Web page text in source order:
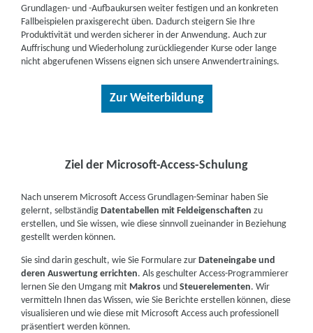
Grundlagen- und -Aufbaukursen weiter festigen und an konkreten
Fallbeispielen praxisgerecht üben. Dadurch steigern Sie Ihre
Produktivität und werden sicherer in der Anwendung. Auch zur
Auffrischung und Wiederholung zurückliegender Kurse oder lange
nicht abgerufenen Wissens eignen sich unsere Anwendertrainings.
Zur Weiterbildung
Ziel der Microsoft-Access-Schulung
Nach unserem Microsoft Access Grundlagen-Seminar haben Sie
gelernt, selbständigDatentabellen mit Feldeigenschaften zu
erstellen, und Sie wissen, wie diese sinnvoll zueinander in Beziehung
gestellt werden können.
Sie sind darin geschult, wie Sie Formulare zurDateneingabe und
deren Auswertung errichten. Als geschulter Access-Programmierer
lernen Sie den Umgang mit MakrosundSteuerelementen. Wir
vermitteln Ihnen das Wissen, wie Sie Berichte erstellen können, diese
visualisieren und wie diese mit Microsoft Access auch professionell
präsentiert werden können.